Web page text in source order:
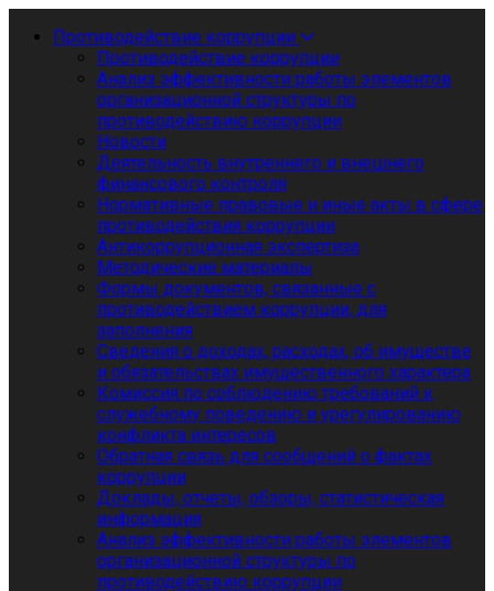
Противодействие коррупции
Противодействие коррупции
Анализ эффективности работы элементов
организационной структуры по
противодействию коррупции
Новости
Деятельность внутреннего и внешнего
финансового контроля
Нормативные правовые и иные акты в сфере
противодействия коррупции
Антикоррупционная экспертиза
Методические материалы
Формы документов, связанные с
противодействием коррупции, для
заполнения
Сведения о доходах, расходах, об имуществе
и обязательствах имущественного характера
Комиссия по соблюдению требований к
служебному поведению и урегулированию
конфликта интересов
Обратная связь для сообщений о фактах
коррупции
Доклады, отчеты, обзоры, статистическая
информация
Анализ эффективности работы элементов
организационной структуры по
противодействию коррупции